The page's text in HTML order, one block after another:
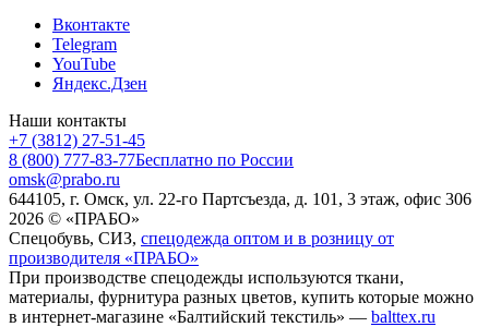
Вконтакте
Telegram
YouTube
Яндекс.Дзен
Наши контакты
+7 (3812) 27-51-45
8 (800) 777-83-77Бесплатно по России
omsk@prabo.ru
644105, г. Омск, ул. 22-го Партсъезда, д. 101, 3 этаж, офис 306
2026 © «ПРАБО»
Спецобувь, СИЗ, спецодежда оптом и в розницу от
производителя «ПРАБО»
При производстве спецодежды используются ткани,
материалы, фурнитура разных цветов, купить которые можно
в интернет-магазине «Балтийский текстиль» — balttex.ru